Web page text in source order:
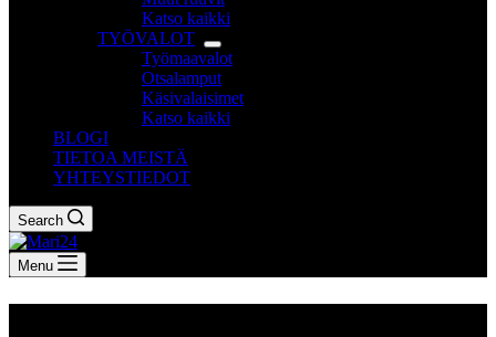
Katso kaikki
TYÖVALOT
Työmaavalot
Otsalamput
Käsivalaisimet
Katso kaikki
BLOGI
TIETOA MEISTÄ
YHTEYSTIEDOT
Search
Menu